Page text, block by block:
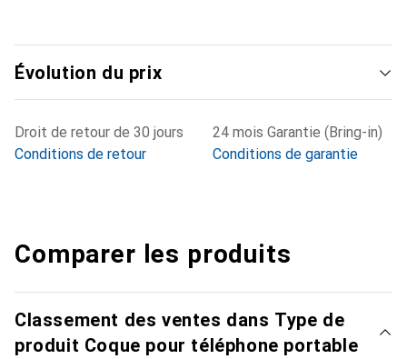
Évolution du prix
Droit de retour de 30 jours
Conditions de retour
24 mois Garantie (Bring-in)
Conditions de garantie
Comparer les produits
Classement des ventes dans Type de
produit Coque pour téléphone portable